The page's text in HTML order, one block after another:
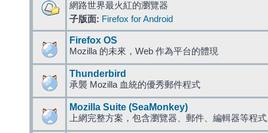
網路世界最火紅的瀏覽器
子版面: Firefox for Android
Firefox OS
Mozilla 的未來，Web 作為平台的體現
Thunderbird
承襲 Mozilla 血統的優秀郵件程式
Mozilla Suite (SeaMonkey)
上網完整方案，包含瀏覽器、郵件、編輯器等程